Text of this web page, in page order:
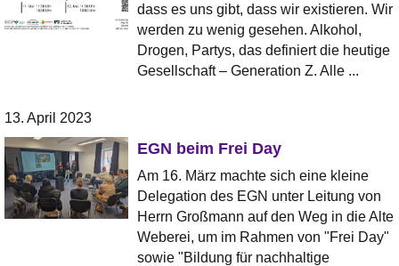
dass es uns gibt, dass wir existieren. Wir
werden zu wenig gesehen. Alkohol,
Drogen, Partys, das definiert die heutige
Gesellschaft – Generation Z. Alle ...
13. April 2023
EGN beim Frei Day
Am 16. März machte sich eine kleine
Delegation des EGN unter Leitung von
Herrn Großmann auf den Weg in die Alte
Weberei, um im Rahmen von "Frei Day"
sowie "Bildung für nachhaltige